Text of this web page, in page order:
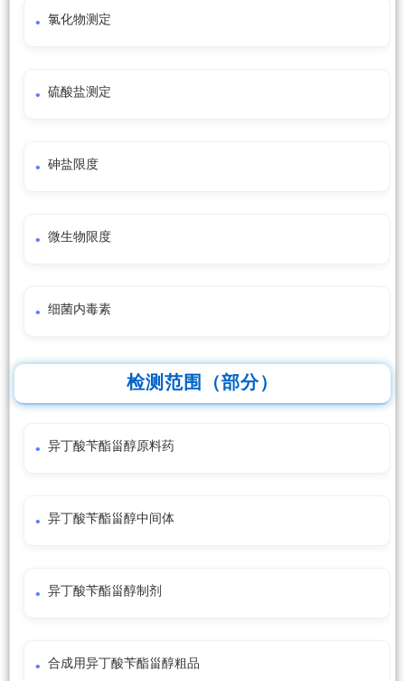
氯化物测定
硫酸盐测定
砷盐限度
微生物限度
细菌内毒素
检测范围（部分）
异丁酸苄酯甾醇原料药
异丁酸苄酯甾醇中间体
异丁酸苄酯甾醇制剂
合成用异丁酸苄酯甾醇粗品